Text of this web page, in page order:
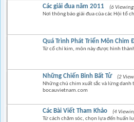
Các giải đua năm 2011
(6
Nơi thông báo giải đua của các Hội tổ
Quá Trình Phát Triển Môn Chim
Từ cổ chí kim, môn này được hình
Những Chiến Binh Bất Tử
(2
Những chú chim xuất sắc và lừng
bocauvietnam.com
Các Bài Viết Tham Khảo
(4
Từ cách chăm sóc, chọn lựa đến huấn